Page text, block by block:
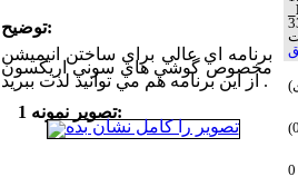
توضیح:
برنامه اي عالي براي ساختن انيميشن
مخصوص گوشي هاي سوني اريكسون
از اين برنامه هم مي توانيد لذت ببريد .
تصویر نمونه 1: